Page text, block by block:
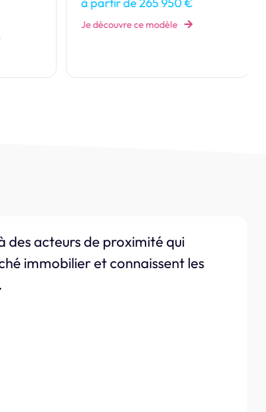
Je découvre ce modèle
des acteurs de proximité qui
immobilier et connaissent les